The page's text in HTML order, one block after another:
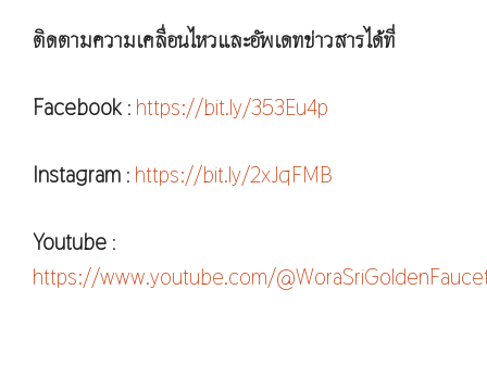
ติดตามความเคลื่อนไหวและอัพเดทข่าวสารได้ที่
Facebook : https://bit.ly/353Eu4p
Instagram : https://bit.ly/2xJqFMB
Youtube :
https://www.youtube.com/